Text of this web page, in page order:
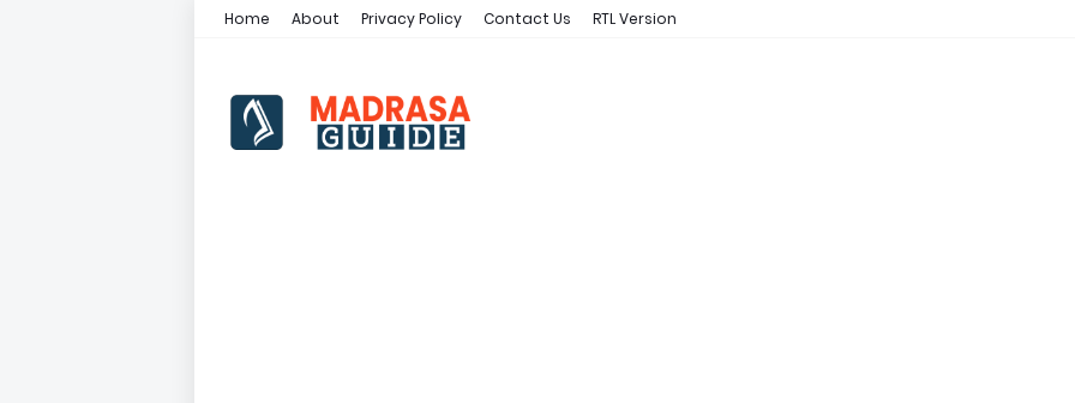
Home About Privacy Policy Contact Us RTL Version